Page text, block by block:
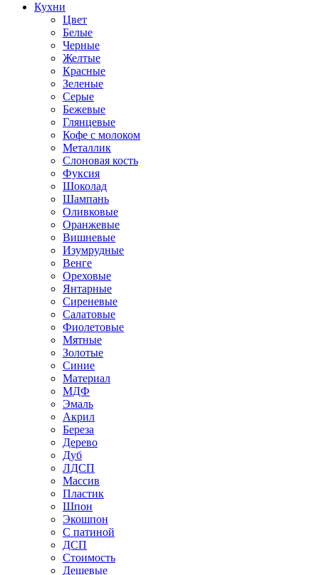
Кухни
Цвет
Белые
Черные
Желтые
Красные
Зеленые
Серые
Бежевые
Глянцевые
Кофе с молоком
Металлик
Слоновая кость
Фуксия
Шоколад
Шампань
Оливковые
Оранжевые
Вишневые
Изумрудные
Венге
Ореховые
Янтарные
Сиреневые
Салатовые
Фиолетовые
Мятные
Золотые
Синие
Материал
МДФ
Эмаль
Акрил
Береза
Дерево
Дуб
ЛДСП
Массив
Пластик
Шпон
Экошпон
С патиной
ДСП
Стоимость
Дешевые